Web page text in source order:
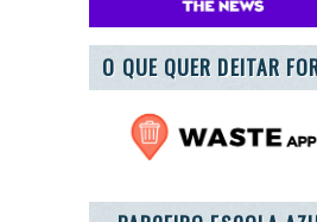
PARCEIRO ESCOLA AZUL